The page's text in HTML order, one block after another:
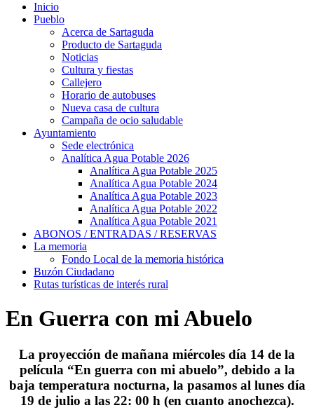
Inicio
Pueblo
Acerca de Sartaguda
Producto de Sartaguda
Noticias
Cultura y fiestas
Callejero
Horario de autobuses
Nueva casa de cultura
Campaña de ocio saludable
Ayuntamiento
Sede electrónica
Analítica Agua Potable 2026
Analítica Agua Potable 2025
Analítica Agua Potable 2024
Analítica Agua Potable 2023
Analítica Agua Potable 2022
Analítica Agua Potable 2021
ABONOS / ENTRADAS / RESERVAS
La memoria
Fondo Local de la memoria histórica
Buzón Ciudadano
Rutas turísticas de interés rural
En Guerra con mi Abuelo
La proyección de mañana miércoles día 14 de la
película “En guerra con mi abuelo”, debido a la
baja temperatura nocturna, la pasamos al lunes día
19 de julio a las 22: 00 h (en cuanto anochezca).